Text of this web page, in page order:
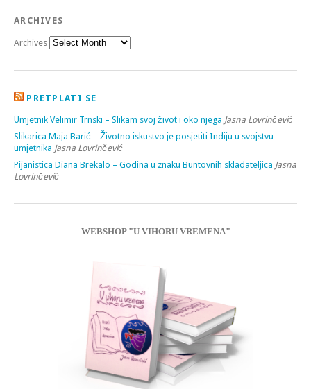
ARCHIVES
Archives
PRETPLATI SE
Umjetnik Velimir Trnski – Slikam svoj život i oko njega Jasna Lovrinčević
Slikarica Maja Barić – Životno iskustvo je posjetiti Indiju u svojstvu
umjetnika Jasna Lovrinčević
Pijanistica Diana Brekalo – Godina u znaku Buntovnih skladateljica Jasna
Lovrinčević
WEBSHOP "U VIHORU VREMENA"